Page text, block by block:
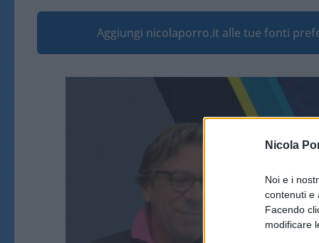
Nicola
Noi e i
contenuti e
Facendo
modificare
Aggiungi nicolaporro.it alle tue fonti